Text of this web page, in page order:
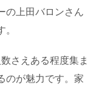
の上田バロンさん
さえある程度集ま
のが魅力です。家